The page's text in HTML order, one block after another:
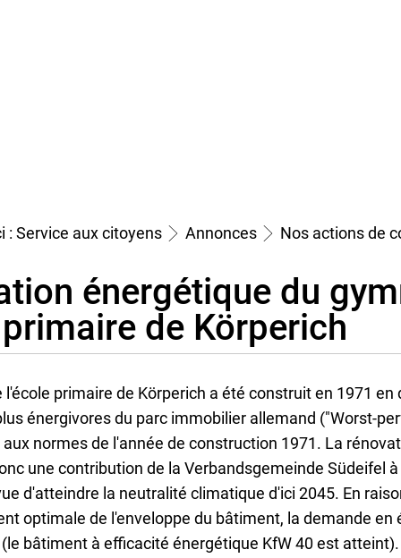
: Service aux citoyens Annonces Nos actions de
énergétique du
primaire de Körperich
l'école primaire de Körperich a été construit en 1971 en
énergivores du parc immobilier allemand ("Worst-
normes de l'année de construction 1971. La
une contribution de la Verbandsgemeinde Südeifel
d'atteindre la neutralité climatique d'ici 2045. En
optimale de l'enveloppe du bâtiment, la demande en
(le bâtiment à efficacité énergétique KfW 40 est